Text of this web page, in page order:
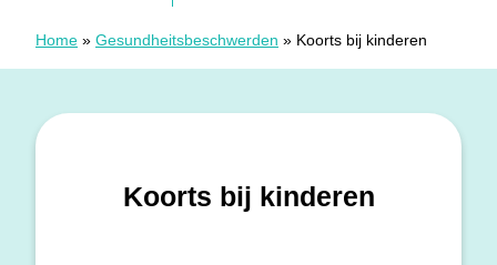
Home » Gesundheitsbeschwerden » Koorts bij kinderen
Koorts bij kinderen